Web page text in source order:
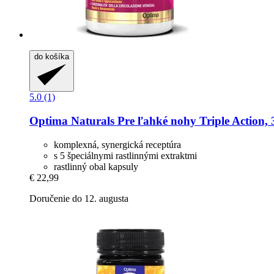
do košíka
5.0 (1)
Optima Naturals Pre ľahké nohy Triple Action,
komplexná, synergická receptúra
s 5 špeciálnymi rastlinnými extraktmi
rastlinný obal kapsuly
€ 22,99
Doručenie do 12. augusta